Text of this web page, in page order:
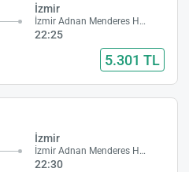
İzmir
İzmir Adnan Menderes Havalimanı
22:25
5.301 TL
İzmir
İzmir Adnan Menderes Havalimanı
22:30